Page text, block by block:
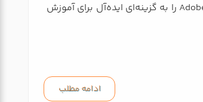
جلسات، مانند کنترل دسترسی و ردیابی تعامل شرکت‌کنندگان، به میزبانان کمک می‌کند تا جلسات مؤثری برگزار کنند. این ویژگی‌ها Adobe Connect را به گزینه‌ای ایده‌آل برای آموزش
ادامه مطلب